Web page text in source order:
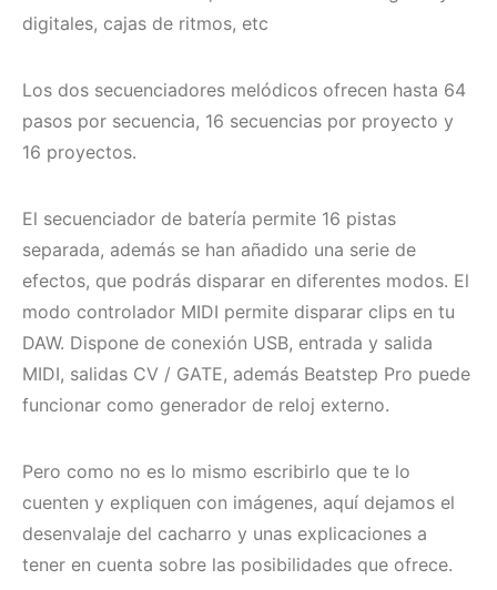
digitales, cajas de ritmos, etc
Los dos secuenciadores melódicos ofrecen hasta 64
pasos por secuencia, 16 secuencias por proyecto y
16 proyectos.
El secuenciador de batería permite 16 pistas
separada, además se han añadido una serie de
efectos, que podrás disparar en diferentes modos. El
modo controlador MIDI permite disparar clips en tu
DAW. Dispone de conexión USB, entrada y salida
MIDI, salidas CV / GATE, además Beatstep Pro puede
funcionar como generador de reloj externo.
Pero como no es lo mismo escribirlo que te lo
cuenten y expliquen con imágenes, aquí dejamos el
desenvalaje del cacharro y unas explicaciones a
tener en cuenta sobre las posibilidades que ofrece.